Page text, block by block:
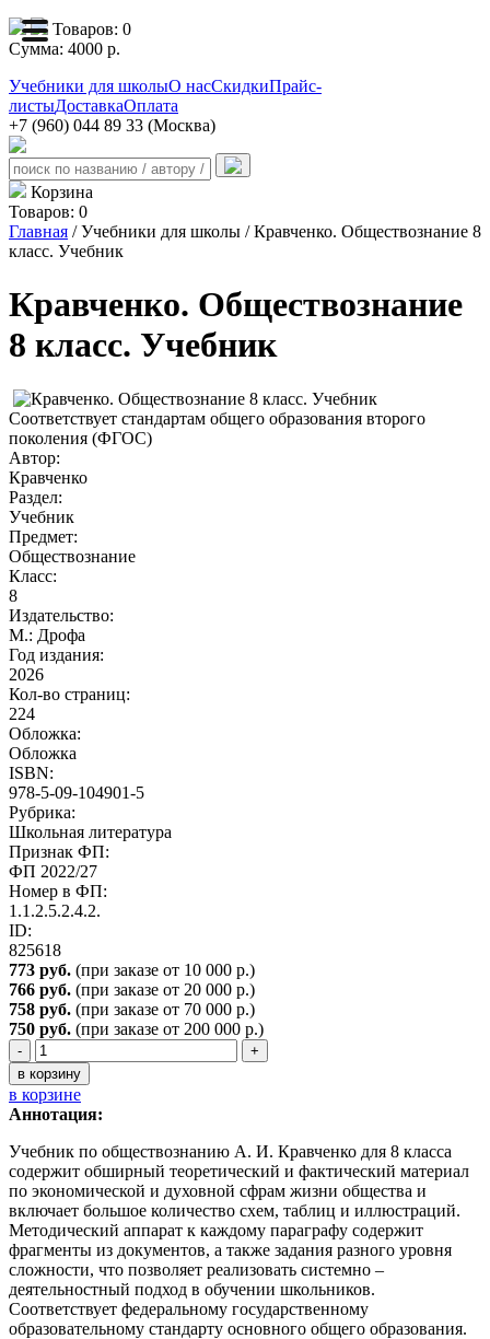
Товаров: 0
Сумма: 4000 р.
Учебники для школыО насСкидкиПрайс-
листыДоставкаОплата
+7 (960) 044 89 33 (Москва)
Корзина
Товаров: 0
Главная / Учебники для школы / Кравченко. Обществознание 8
класс. Учебник
Кравченко. Обществознание
8 класс. Учебник
Соответствует стандартам общего образования второго
поколения (ФГОС)
Автор:
Кравченко
Раздел:
Учебник
Предмет:
Обществознание
Класс:
8
Издательство:
М.: Дрофа
Год издания:
2026
Кол-во страниц:
224
Обложка:
Обложка
ISBN:
978-5-09-104901-5
Рубрика:
Школьная литература
Признак ФП:
ФП 2022/27
Номер в ФП:
1.1.2.5.2.4.2.
ID:
825618
773 руб. (при заказе от 10 000 р.)
766 руб. (при заказе от 20 000 р.)
758 руб. (при заказе от 70 000 р.)
750 руб. (при заказе от 200 000 р.)
-
+
в корзину
в корзине
Аннотация:
Учебник по обществознанию А. И. Кравченко для 8 класса
содержит обширный теоретический и фактический материал
по экономической и духовной сфрам жизни общества и
включает большое количество схем, таблиц и иллюстраций.
Методический аппарат к каждому параграфу содержит
фрагменты из документов, а также задания разного уровня
сложности, что позволяет реализовать системно –
деятельностный подход в обучении школьников.
Соответствует федеральному государственному
образовательному стандарту основного общего образования.